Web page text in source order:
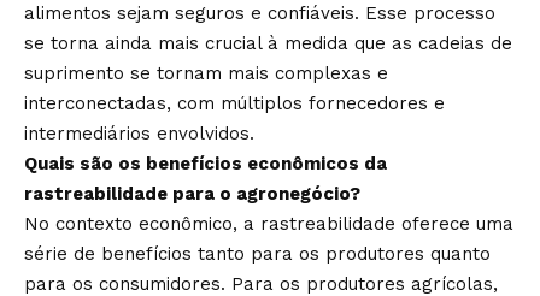
alimentos sejam seguros e confiáveis. Esse processo
se torna ainda mais crucial à medida que as cadeias de
suprimento se tornam mais complexas e
interconectadas, com múltiplos fornecedores e
intermediários envolvidos.
Quais são os benefícios econômicos da
rastreabilidade para o agronegócio?
No contexto econômico, a rastreabilidade oferece uma
série de benefícios tanto para os produtores quanto
para os consumidores. Para os produtores agrícolas,